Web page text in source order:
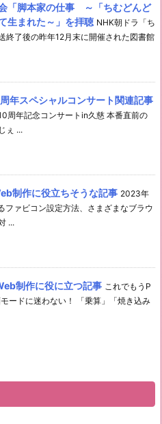
「脚本家の仕事 ～「ちむどんど
生まれた～」を拝聴 NHK朝ドラ「ち
終了後の昨年12月末に開催された図書館
年スペシャルコンサート関連記事
周年記念コンサートin久慈 本番直前の
ぇ ...
制作に役立ちそうな記事 2023年
ファビコン設定方法、さまざまなブラウ
...
制作に役に立つ記事 これでもうP
ードに迷わない！ 「乗算」「焼き込み